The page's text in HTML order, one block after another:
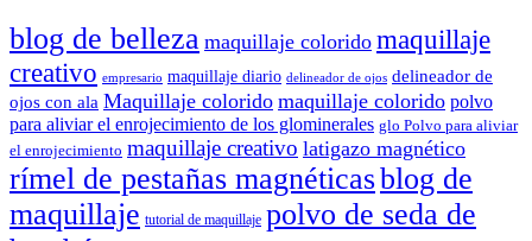
blog de belleza maquillaje colorido maquillaje
creativo empresario maquillaje diario delineador de ojos delineador de
ojos con ala Maquillaje colorido maquillaje colorido polvo
para aliviar el enrojecimiento de los glominerales glo Polvo para aliviar
el enrojecimiento maquillaje creativo latigazo magnético
rímel de pestañas magnéticasblog de
maquillaje tutorial de maquillaje polvo de seda de